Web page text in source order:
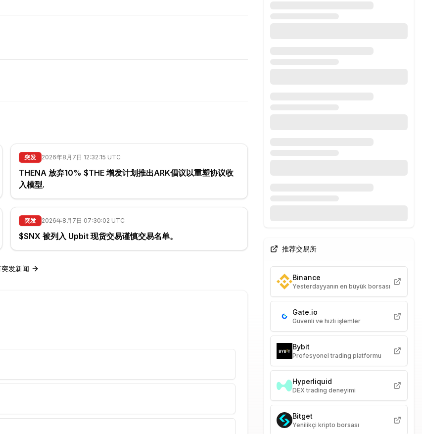
突发 2026年8月7日 12:32:15 UTC
THENA 放弃10% $THE 增发计划推出ARK倡议以重塑协议收
入模型.
突发 2026年8月7日 07:30:02 UTC
$SNX 被列入 Upbit 现货交易谨慎交易名单。
发新闻
推荐交易所
Binance
Yesterdayyanın en büyük borsası
Gate.io
Güvenli ve hızlı işlemler
Bybit
Profesyonel trading platformu
Hyperliquid
DEX trading deneyimi
Bitget
Yenilikçi kripto borsası